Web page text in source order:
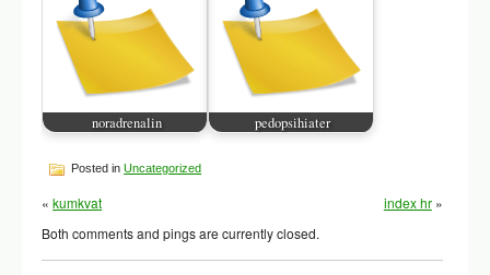
noradrenalin pedopsihiater
Posted inUncategorized
«kumkvat index hr»
Both comments and pings are currently closed.